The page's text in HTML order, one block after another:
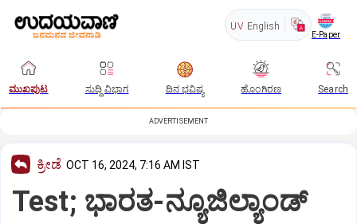
UV English
E-Paper
ಮುಖಪುಟ ಸುದ್ದಿ ವಿಭಾಗ ದಿನ ಭವಿಷ್ಯ ಹೊಂಗಿರಣ Search
ADVERTISEMENT
ಕ್ರೀಡೆ OCT 16, 2024, 7:16 AM IST
Test; ಭಾರತ-ನ್ಯೂಜಿಲ್ಯಾಂಡ್‌